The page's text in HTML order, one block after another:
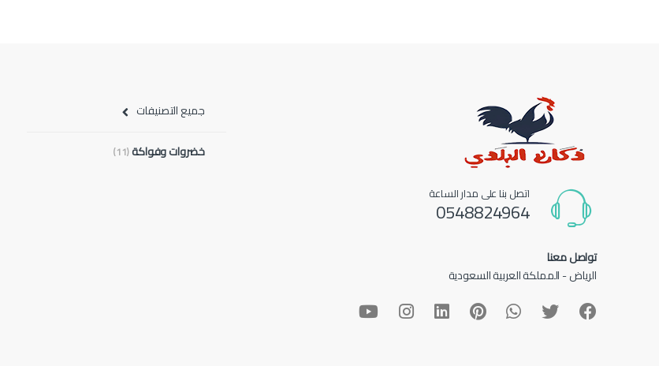
اتصل بنا على مدار الساعة
0548824964
تواصل معنا
الرياض - المملكة العربية السعودية
جميع التصنيفات
خضروات وفواكة(11)